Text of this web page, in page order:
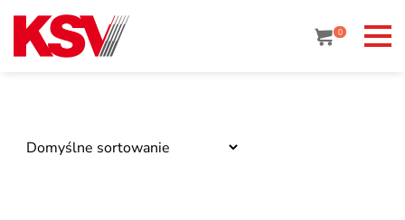
Skip
content
0